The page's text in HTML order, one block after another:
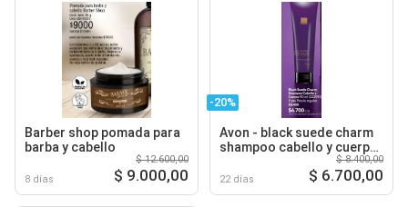
Barber shop pomada para
barba y cabello
8 días
$ 12.600,00
$ 9.000,00
-20%
Avon - black suede charm
shampoo cabello y cuerpo
22 días
$ 8.400,00
$ 6.700,00